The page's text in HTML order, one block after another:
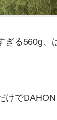
ぎる560g、
けで